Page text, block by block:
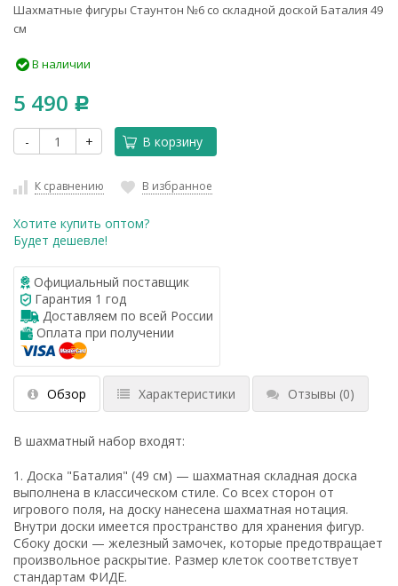
Шахматные фигуры Стаунтон №6 со складной доской Баталия 49
см
В наличии
5 490 Р
- + В корзину
К сравнению В избранное
Хотите купить оптом?
Будет дешевле!
Официальный поставщик
Гарантия 1 год
Доставляем по всей России
Оплата при получении
Обзор Характеристики Отзывы (0)
В шахматный набор входят:
1. Доска "Баталия" (49 см) — шахматная складная доска
выполнена в классическом стиле. Со всех сторон от
игрового поля, на доску нанесена шахматная нотация.
Внутри доски имеется пространство для хранения фигур.
Сбоку доски — железный замочек, которые предотвращает
произвольное раскрытие. Размер клеток соответствует
стандартам ФИДЕ.